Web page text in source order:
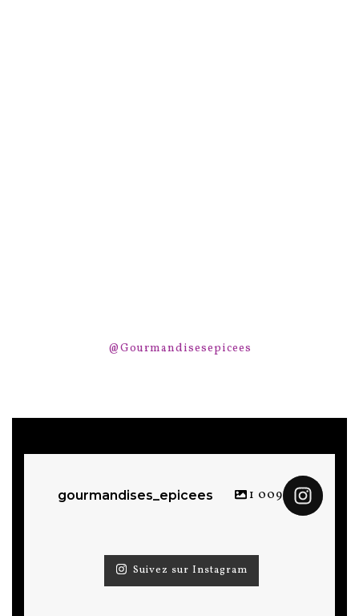
@Gourmandisesepicees
gourmandises_epicees 1 009
Suivez sur Instagram